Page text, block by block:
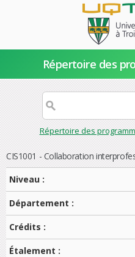
Répertoire des
Répertoire des
CIS1001 - Collaboration
Niveau :
Département :
Crédits :
Étalement :